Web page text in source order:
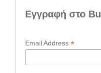
Εγγραφή στο
Email Address*